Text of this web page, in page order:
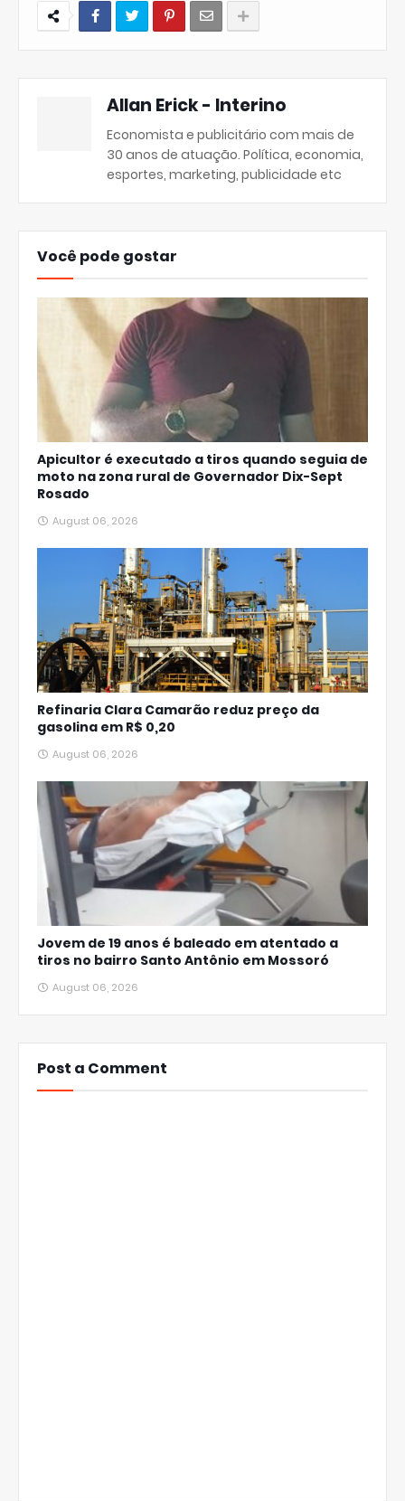
Allan Erick - Interino
Economista e publicitário com mais de
30 anos de atuação. Política, economia,
esportes, marketing, publicidade etc
Você pode gostar
Apicultor é executado a tiros quando seguia de
moto na zona rural de Governador Dix-Sept
Rosado
August 06, 2026
Refinaria Clara Camarão reduz preço da
gasolina em R$ 0,20
August 06, 2026
Jovem de 19 anos é baleado em atentado a
tiros no bairro Santo Antônio em Mossoró
August 06, 2026
Post a Comment